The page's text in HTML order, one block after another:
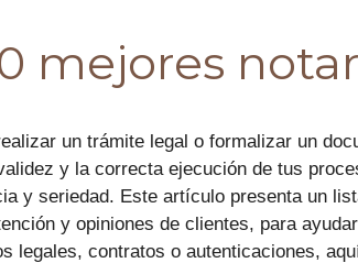
mejores
un trámite legal o formalizar un
y la correcta ejecución de tus
y seriedad. Este artículo presenta un
y opiniones de clientes, para
legales, contratos o autenticaciones,